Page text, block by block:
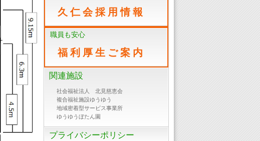
久 仁 会 採 用 情 報
職員も安心
福 利 厚 生 ご 案 内
関連施設
社会福祉法人 北見慈恵会
複合福祉施設ゆうゆう
地域密着型サービス事業所
ゆうゆうぼたん園
プライバシーポリシー